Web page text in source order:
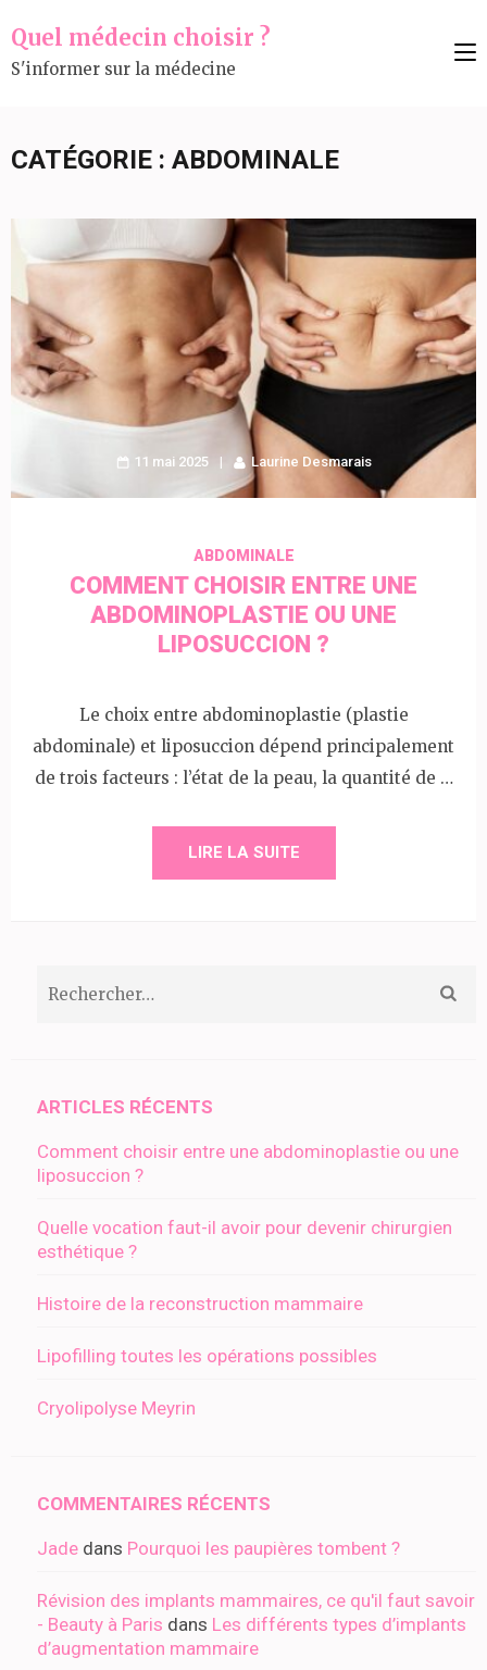
au
contenu
Quel médecin choisir ?
S'informer sur la médecine
CATÉGORIE : ABDOMINALE
11 mai 2025 Laurine Desmarais
ABDOMINALE
COMMENT CHOISIR ENTRE UNE
ABDOMINOPLASTIE OU UNE
LIPOSUCCION ?
Le choix entre abdominoplastie (plastie
abdominale) et liposuccion dépend principalement
de trois facteurs : l’état de la peau, la quantité de …
LIRE LA SUITE
Rechercher :
ARTICLES RÉCENTS
Comment choisir entre une abdominoplastie ou une
liposuccion ?
Quelle vocation faut-il avoir pour devenir chirurgien
esthétique ?
Histoire de la reconstruction mammaire
Lipofilling toutes les opérations possibles
Cryolipolyse Meyrin
COMMENTAIRES RÉCENTS
Jade dans Pourquoi les paupières tombent ?
Révision des implants mammaires, ce qu'il faut savoir
- Beauty à Paris dans Les différents types d’implants
d’augmentation mammaire